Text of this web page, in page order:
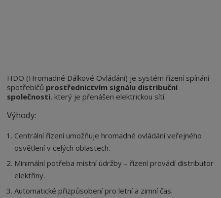
HDO (Hromadné Dálkové Ovládání) je systém řízení spínání
spotřebičů prostřednictvím signálu distribuční
společnosti, který je přenášen elektrickou sítí.
Výhody:
Centrální řízení umožňuje hromadné ovládání veřejného
osvětlení v celých oblastech.
Minimální potřeba místní údržby – řízení provádí distributor
elektřiny.
Automatické přizpůsobení pro letní a zimní čas.